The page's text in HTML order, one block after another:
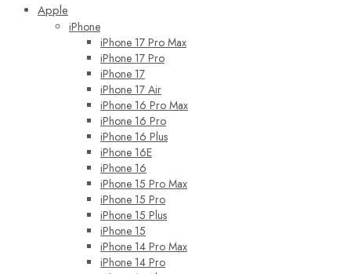
Apple
iPhone
iPhone 17 Pro Max
iPhone 17 Pro
iPhone 17
iPhone 17 Air
iPhone 16 Pro Max
iPhone 16 Pro
iPhone 16 Plus
iPhone 16E
iPhone 16
iPhone 15 Pro Max
iPhone 15 Pro
iPhone 15 Plus
iPhone 15
iPhone 14 Pro Max
iPhone 14 Pro